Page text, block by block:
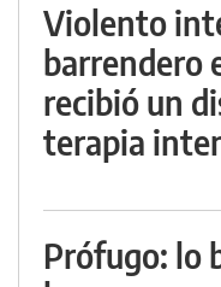
Violento
barrendero
recibió un
terapia
Prófugo: lo